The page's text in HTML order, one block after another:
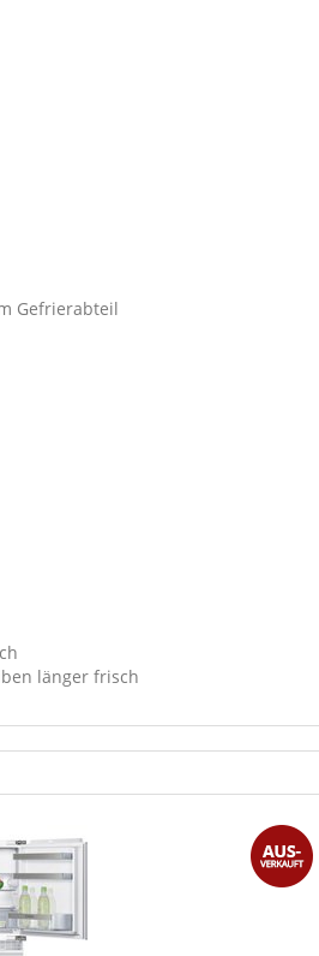
Gefrierabteil
länger frisch